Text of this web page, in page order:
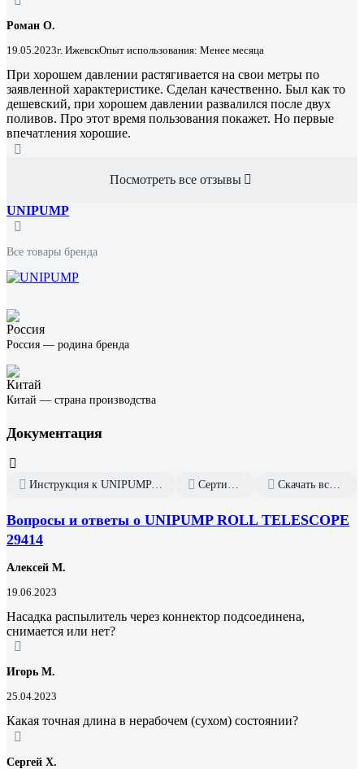
Роман О.
19.05.2023г. ИжевскОпыт использования: Менее месяца
При хорошем давлении растягивается на свои метры по
заявленной характеристике. Сделан качественно. Был как то
дешевский, при хорошем давлении развалился после двух
поливов. Про этот время пользования покажет. Но первые
впечатления хорошие.
Посмотреть все отзывы
UNIPUMP
Все товары бренда
Россия — родина бренда
Китай — страна производства
Документация
Инструкция к UNIPUMP ROLL TELESCOPE 29414 Сертификат дилера Скачать всю документацию
Вопросы и ответы о UNIPUMP ROLL TELESCOPE
29414
Алексей М.
19.06.2023
Насадка распылитель через коннектор подсоединена,
снимается или нет?
Игорь М.
25.04.2023
Какая точная длина в нерабочем (сухом) состоянии?
Сергей Х.